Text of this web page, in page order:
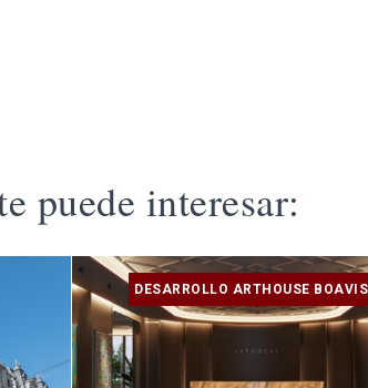
puede interesar:
DESARROLLO ARTHOUSE